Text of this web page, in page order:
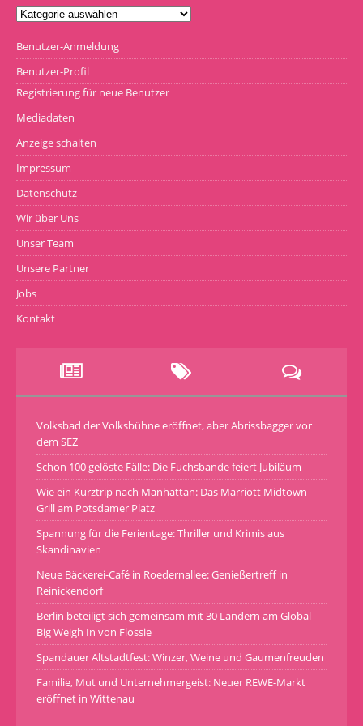
Benutzer-Anmeldung
Benutzer-Profil
Registrierung für neue Benutzer
Mediadaten
Anzeige schalten
Impressum
Datenschutz
Wir über Uns
Unser Team
Unsere Partner
Jobs
Kontakt
Volksbad der Volksbühne eröffnet, aber Abrissbagger vor
dem SEZ
Schon 100 gelöste Fälle: Die Fuchsbande feiert Jubiläum
Wie ein Kurztrip nach Manhattan: Das Marriott Midtown
Grill am Potsdamer Platz
Spannung für die Ferientage: Thriller und Krimis aus
Skandinavien
Neue Bäckerei-Café in Roedernallee: Genießertreff in
Reinickendorf
Berlin beteiligt sich gemeinsam mit 30 Ländern am Global
Big Weigh In von Flossie
Spandauer Altstadtfest: Winzer, Weine und Gaumenfreuden
Familie, Mut und Unternehmergeist: Neuer REWE-Markt
eröffnet in Wittenau